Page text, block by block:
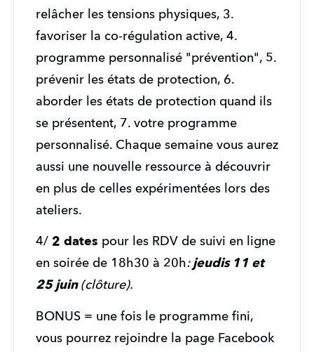
relâcher les tensions physiques, 3.
favoriser la co-régulation active, 4.
programme personnalisé "prévention", 5.
prévenir les états de protection, 6.
aborder les états de protection quand ils
se présentent, 7. votre programme
personnalisé. Chaque semaine vous aurez
aussi une nouvelle ressource à découvrir
en plus de celles expérimentées lors des
ateliers.
4/ 2 dates pour les RDV de suivi en ligne
en soirée de 18h30 à 20h: jeudis 11 et
25 juin (clôture).
BONUS = une fois le programme fini,
vous pourrez rejoindre la page Facebook